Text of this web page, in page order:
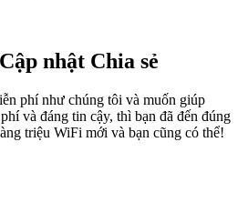
nhật Chia sẻ
phí như chúng tôi và muốn giúp
và đáng tin cậy, thì bạn đã đến đúng
triệu WiFi mới và bạn cũng có thể!